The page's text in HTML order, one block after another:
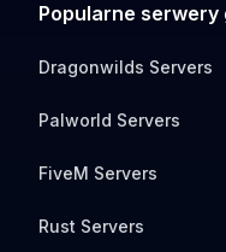
Popularne serwery
Dragonwilds Servers
Palworld Servers
FiveM Servers
Rust Servers